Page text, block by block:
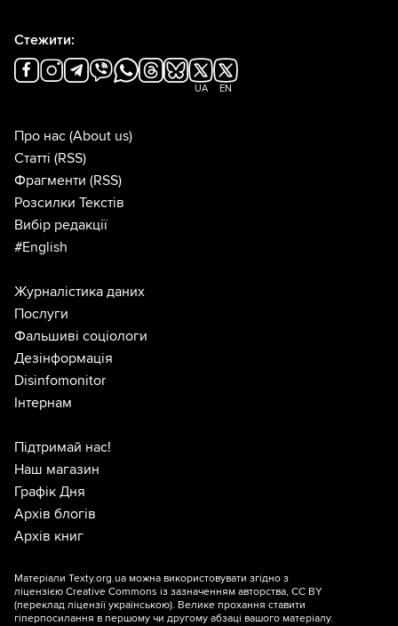
Стежити:
UA EN
Про нас (About us)
Статті (RSS)
Фрагменти (RSS)
Розсилки Текстів
Вибір редакції
#English
Журналістика даних
Послуги
Фальшиві соціологи
Дезінформація
Disinfomonitor
Інтернам
Підтримай нас!
Наш магазин
Графік Дня
Архів блогів
Архів книг
Матеріали Texty.org.ua можна використовувати згідно з
ліцензією Creative Commons із зазначенням авторства, CC BY
(переклад ліцензії українською). Велике прохання ставити
гіперпосилання в першому чи другому абзаці вашого матеріалу.